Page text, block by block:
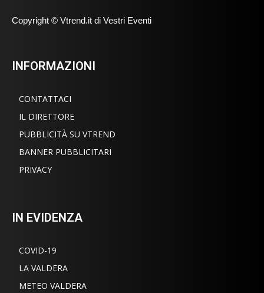
Copyright © Vtrend.it di Vestri Eventi
INFORMAZIONI
CONTATTACI
IL DIRETTORE
PUBBLICITÀ SU VTREND
BANNER PUBBLICITARI
PRIVACY
IN EVIDENZA
COVID-19
LA VALDERA
METEO VALDERA